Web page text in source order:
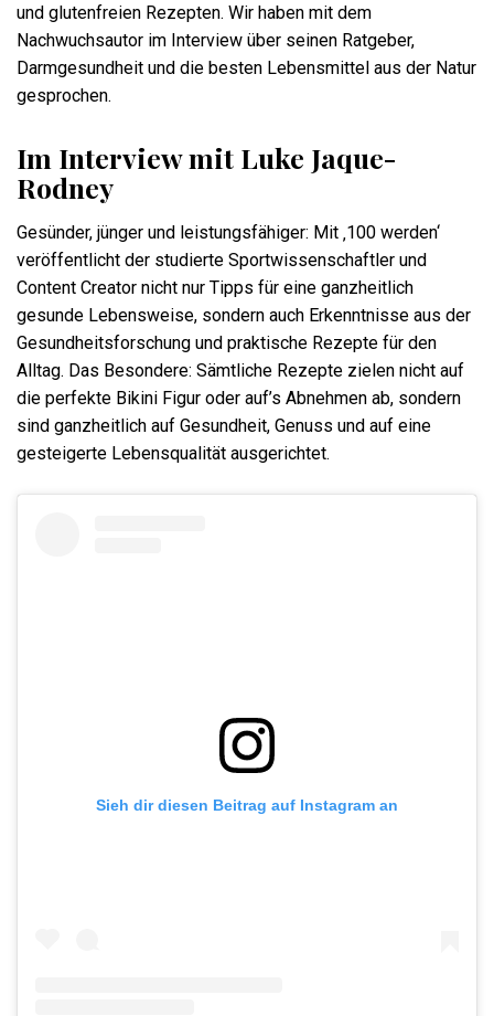
und glutenfreien Rezepten. Wir haben mit dem
Nachwuchsautor im Interview über seinen Ratgeber,
Darmgesundheit und die besten Lebensmittel aus der Natur
gesprochen.
Im Interview mit Luke Jaque-
Rodney
Gesünder, jünger und leistungsfähiger: Mit ‚100 werden‘
veröffentlicht der studierte Sportwissenschaftler und
Content Creator nicht nur Tipps für eine ganzheitlich
gesunde Lebensweise, sondern auch Erkenntnisse aus der
Gesundheitsforschung und praktische Rezepte für den
Alltag. Das Besondere: Sämtliche Rezepte zielen nicht auf
die perfekte Bikini Figur oder auf’s Abnehmen ab, sondern
sind ganzheitlich auf Gesundheit, Genuss und auf eine
gesteigerte Lebensqualität ausgerichtet.
Sieh dir diesen Beitrag auf Instagram an